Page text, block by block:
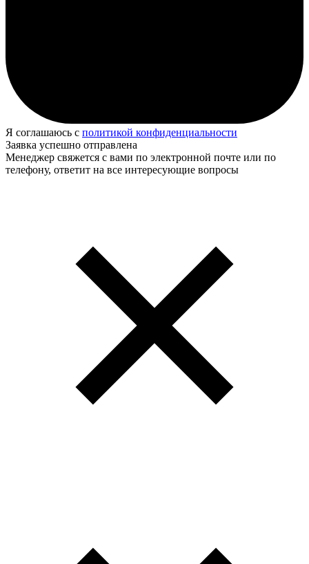
Я соглашаюсь с политикой конфиденциальности
Заявка успешно отправлена
Менеджер свяжется с вами по электронной почте или по
телефону, ответит на все интересующие вопросы